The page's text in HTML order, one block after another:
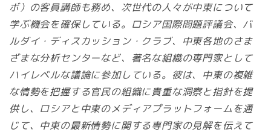
ボ）の客員講師も務め、次世代の人々が中東について
学ぶ機会を確保している。ロシア国際問題評議会、バ
ルダイ・ディスカッション・クラブ、中東各地のさま
ざまな分析センターなど、著名な組織の専門家として
ハイレベルな議論に参加している。彼は、中東の複雑
な情勢を把握する官民の組織に貴重な洞察と指針を提
供し、ロシアと中東のメディアプラットフォームを通
じて、中東の最新情勢に関する専門家の見解を伝えて